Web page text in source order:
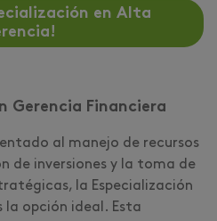
en Alta
Gerencia Financiera
al manejo de recursos
de inversiones y la toma de
la Especialización
la opción ideal. Esta